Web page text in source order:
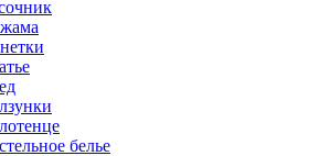
белье